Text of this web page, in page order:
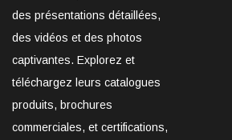
des présentations détaillées,
des vidéos et des photos
captivantes. Explorez et
téléchargez leurs catalogues
produits, brochures
commerciales, et certifications,